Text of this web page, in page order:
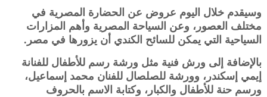
وسيقدم خلال اليوم عروض عن الحضارة المصرية في
مختلف العصور، وعن السياحة المصرية وأهم المزارات
السياحية التي يمكن للسائح الكندي أن يزورها في مصر.
بالإضافة إلى ورش فنية مثل ورشة رسم للأطفال للفنانة
إيمي إسكندر، وورشة للصلصال للفنان محمد إسماعيل،
ورسم حنة للأطفال والكبار، وكتابة الاسم بالحروف